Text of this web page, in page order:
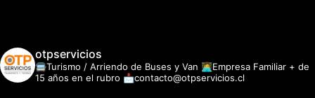
otpservicios
🚍Turismo / Arriendo de Buses y Van 👩‍💻Empresa Familiar + de
15 años en el rubro 📩contacto@otpservicios.cl